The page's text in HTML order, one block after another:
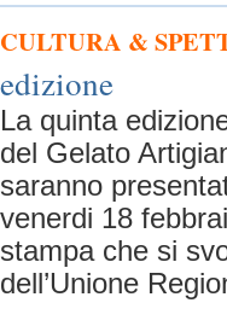
CULTURA &
edizione
La quinta
del Gelato
saranno
venerdi 18
stampa che si
dell’Unione